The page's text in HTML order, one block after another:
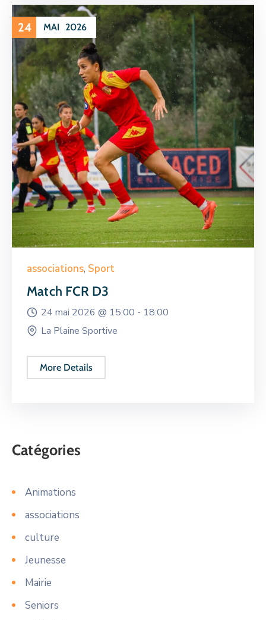
24 MAI 2026
associations, Sport
Match FCR D3
24 mai 2026 @ 15:00 - 18:00
La Plaine Sportive
More Details
Catégories
Animations
associations
culture
Jeunesse
Mairie
Seniors